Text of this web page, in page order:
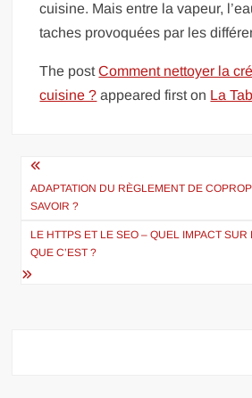
cuisine. Mais entre la vapeur,
taches provoquées par les
The postComment nettoyer la
cuisine ? appeared first on La
Navigation
de
l’article
ADAPTATION DU RÈGLEMENT DE
SAVOIR ?
LE HTTPS ET LE SEO – QUEL IMPACT SUR
QUE C’EST ?